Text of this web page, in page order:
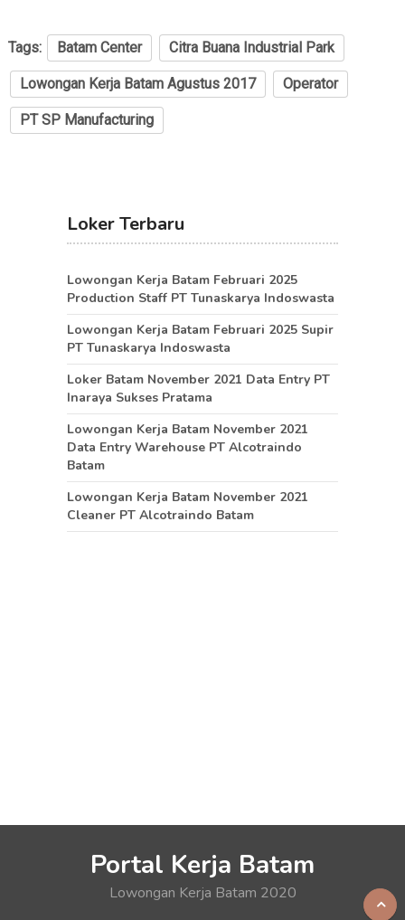
Tags: Batam Center Citra Buana Industrial Park
Lowongan Kerja Batam Agustus 2017 Operator
PT SP Manufacturing
Loker Terbaru
Lowongan Kerja Batam Februari 2025
Production Staff PT Tunaskarya Indoswasta
Lowongan Kerja Batam Februari 2025 Supir
PT Tunaskarya Indoswasta
Loker Batam November 2021 Data Entry PT
Inaraya Sukses Pratama
Lowongan Kerja Batam November 2021
Data Entry Warehouse PT Alcotraindo
Batam
Lowongan Kerja Batam November 2021
Cleaner PT Alcotraindo Batam
Portal Kerja Batam
Lowongan Kerja Batam 2020